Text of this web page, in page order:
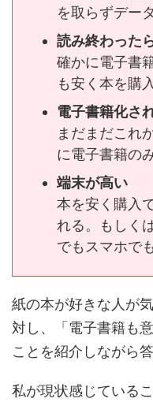
を取らずデー
読み終わった
確かに電子書
も安く本を購
電子書籍化さ
まだまだこれ
に電子書籍の
端末が高い
本を安く購入
れる。もしく
でもスマホで
紙の本が好きな人が
対し、「電子書籍も
ことを紹介しながら
私が現状感じている